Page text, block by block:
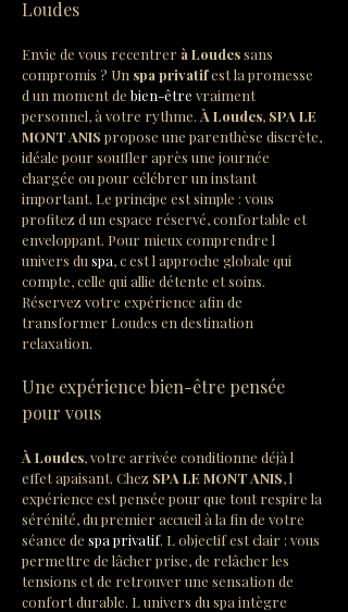
Loudes
Envie de vous recentrer à Loudes sans
compromis ? Un spa privatif est la promesse
d un moment de bien-être vraiment
personnel, à votre rythme. À Loudes, SPA LE
MONT ANIS propose une parenthèse discrète,
idéale pour souffler après une journée
chargée ou pour célébrer un instant
important. Le principe est simple : vous
profitez d un espace réservé, confortable et
enveloppant. Pour mieux comprendre l
univers du spa, c est l approche globale qui
compte, celle qui allie détente et soins.
Réservez votre expérience afin de
transformer Loudes en destination
relaxation.
Une expérience bien-être pensée
pour vous
À Loudes, votre arrivée conditionne déjà l
effet apaisant. Chez SPA LE MONT ANIS, l
expérience est pensée pour que tout respire la
sérénité, du premier accueil à la fin de votre
séance de spa privatif. L objectif est clair : vous
permettre de lâcher prise, de relâcher les
tensions et de retrouver une sensation de
confort durable. L univers du spa intègre